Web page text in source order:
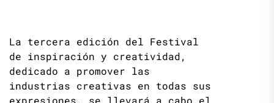
La tercera edición del Festival
de inspiración y creatividad,
dedicado a promover las
industrias creativas en todas sus